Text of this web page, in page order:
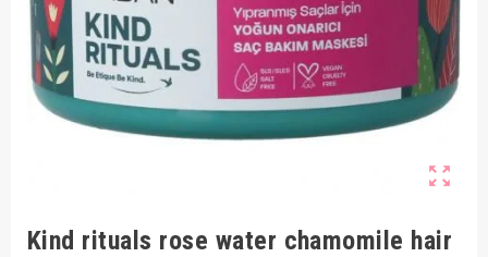
zoom_out_map
Kind rituals rose water chamomile hair